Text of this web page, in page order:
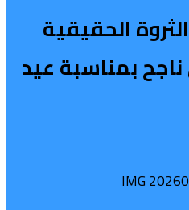
الحقيقية
بمناسبة عيد